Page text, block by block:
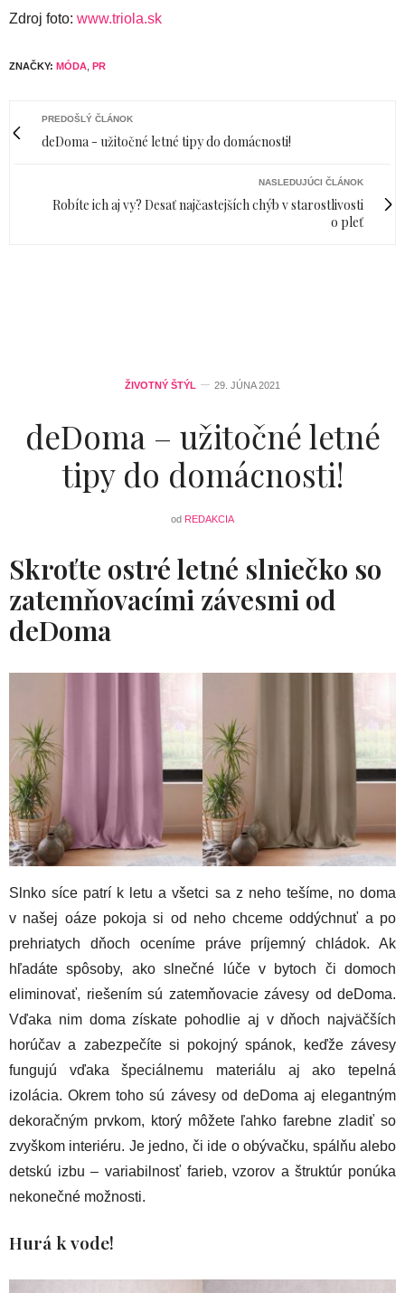
Zdroj foto: www.triola.sk
ZNAČKY: MÓDA PR
PREDOŠLÝ ČLÁNOK
deDoma - užitočné letné tipy do domácnosti!
NASLEDUJÚCI ČLÁNOK
Robíte ich aj vy? Desať najčastejších chýb v starostlivosti
o pleť
ŽIVOTNÝ ŠTÝL 29. JÚNA 2021
deDoma – užitočné letné
tipy do domácnosti!
od REDAKCIA
Skroťte ostré letné slniečko so
zatemňovacími závesmi od
deDoma
Slnko síce patrí k letu a všetci sa z neho tešíme, no doma
v našej oáze pokoja si od neho chceme oddýchnuť a po
prehriatych dňoch oceníme práve príjemný chládok. Ak
hľadáte spôsoby, ako slnečné lúče v bytoch či domoch
eliminovať, riešením sú zatemňovacie závesy od deDoma.
Vďaka nim doma získate pohodlie aj v dňoch najväčších
horúčav a zabezpečíte si pokojný spánok, keďže závesy
fungujú vďaka špeciálnemu materiálu aj ako tepelná
izolácia. Okrem toho sú závesy od deDoma aj elegantným
dekoračným prvkom, ktorý môžete ľahko farebne zladiť so
zvyškom interiéru. Je jedno, či ide o obývačku, spálňu alebo
detskú izbu – variabilnosť farieb, vzorov a štruktúr ponúka
nekonečné možnosti.
Hurá k vode!